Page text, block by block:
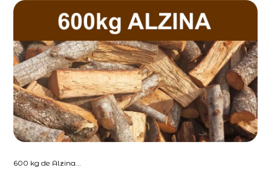
600 kg de Alzina...